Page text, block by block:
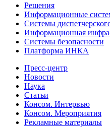
Решения
Информационные
Системы
Информационная
Системы безопасности
Платформа ИНКА
Пресс-центр
Новости
Наука
Статьи
Консом. Интервью
Консом. Мероприятия
Рекламные материалы